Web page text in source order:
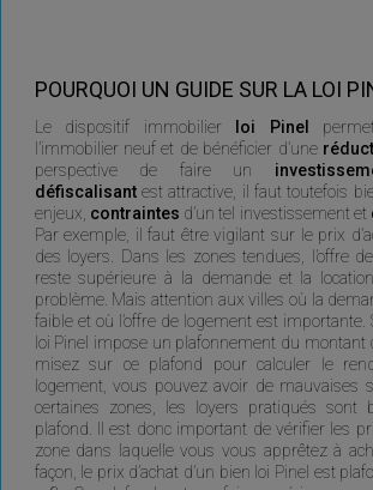
POURQUOI UN GUIDE SUR LA LOI
Le dispositif immobilier loi Pinel
l’immobilier neuf et de bénéficier d’une
perspective de faire un
défiscalisantest attractive, il faut toutefois
enjeux, contraintes d’un tel investissement et
Par exemple, il faut être vigilant sur le prix
des loyers. Dans les zones tendues, l’offre
reste supérieure à la demande et la
problème. Mais attention aux villes où la
faible et où l’offre de logement est importante.
loi Pinel impose un plafonnement du montant
misez sur ce plafond pour calculer le
logement, vous pouvez avoir de mauvaises
certaines zones, les loyers pratiqués sont
plafond. Il est donc important de vérifier les
zone dans laquelle vous vous apprêtez à
façon, le prix d’achat d’un bien loi Pinel est